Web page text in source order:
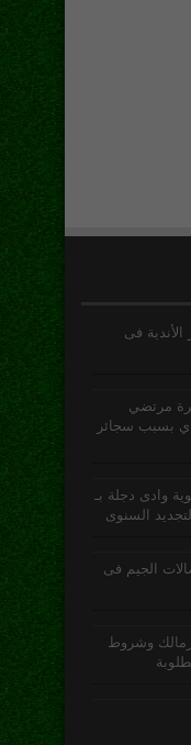
فى
مرتضي
بسبب سجائر
وادى دجلة بـ
الجيم فى
وشروط